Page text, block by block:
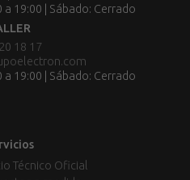
a 19:00 | Sábado: Cerrado
18 17
a 19:00 | Sábado: Cerrado
Técnico Oficial